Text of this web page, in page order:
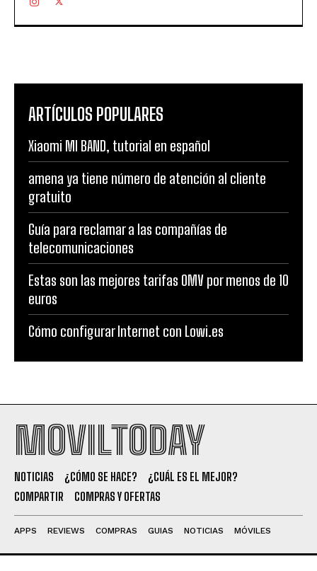
ARTÍCULOS POPULARES
Xiaomi MI BAND, tutorial en español
amena ya tiene número de atención al cliente
gratuito
Guía para reclamar a las compañías de
telecomunicaciones
Estas son las mejores tarifas OMV por menos de 10
euros
Cómo configurar Internet con Lowi.es
MOVILTODAY
NOTICIAS ¿CÓMO SE HACE?
¿CUÁL ES EL MEJOR?
COMPARTIR
COMPRAS Y OFERTAS
APPS REVIEWS COMPRAS GUIAS NOTICIAS MÓVILES